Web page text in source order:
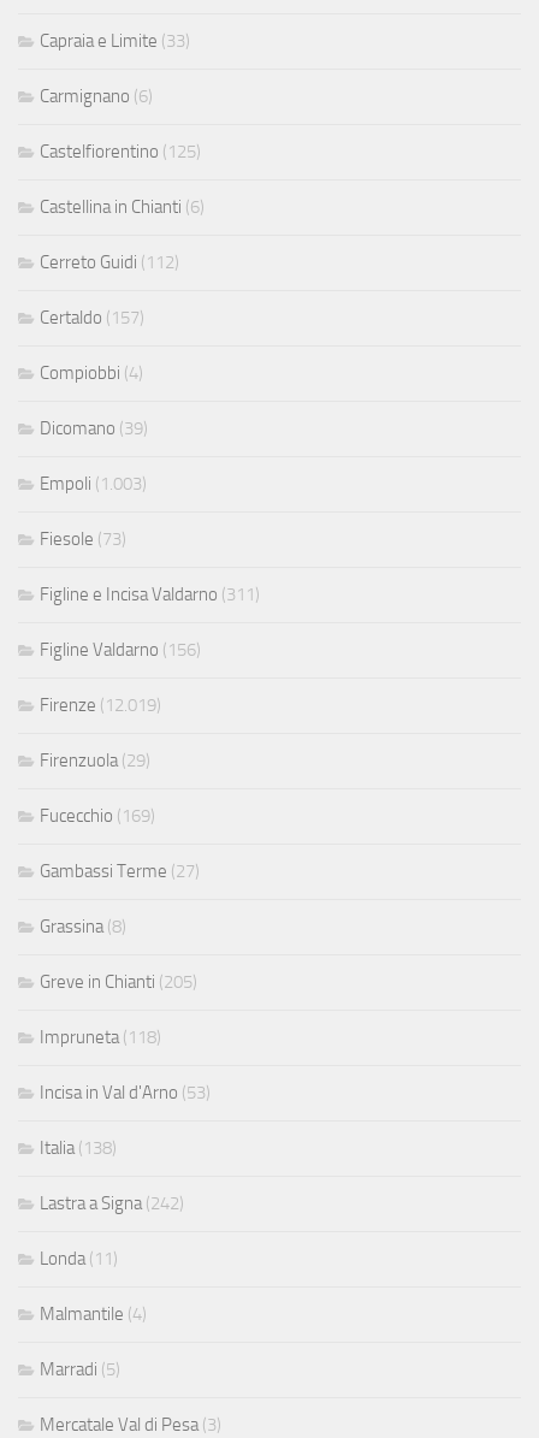
Capraia e Limite (33)
Carmignano (6)
Castelfiorentino (125)
Castellina in Chianti (6)
Cerreto Guidi (112)
Certaldo (157)
Compiobbi (4)
Dicomano (39)
Empoli (1.003)
Fiesole (73)
Figline e Incisa Valdarno (311)
Figline Valdarno (156)
Firenze (12.019)
Firenzuola(29)
Fucecchio (169)
Gambassi Terme (27)
Grassina(8)
Greve in Chianti (205)
Impruneta(118)
Incisa in Val d'Arno (53)
Italia(138)
Lastra a Signa(242)
Londa(11)
Malmantile (4)
Marradi (5)
Mercatale Val di Pesa(3)